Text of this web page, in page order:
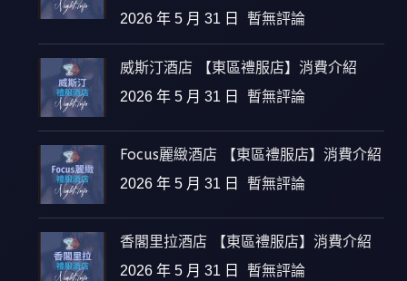
2026 年 5 月 31 日 暫無評論
威斯汀酒店 【東區禮服店】消費介紹
2026 年 5 月 31 日 暫無評論
Focus麗緻酒店 【東區禮服店】消費介紹
2026 年 5 月 31 日 暫無評論
香閣里拉酒店 【東區禮服店】消費介紹
2026 年 5 月 31 日 暫無評論